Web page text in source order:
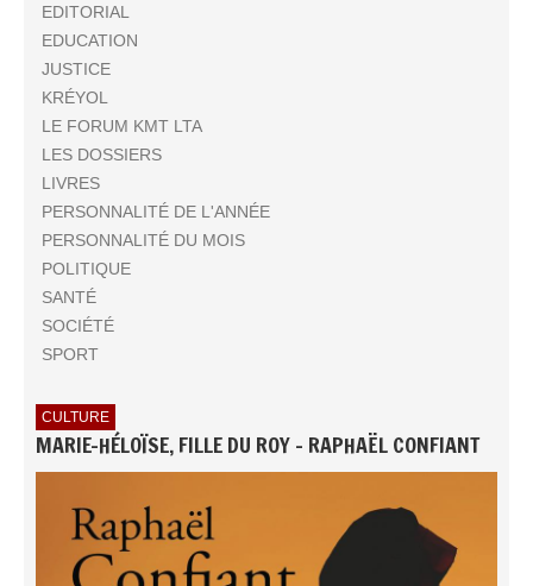
EDITORIAL
EDUCATION
JUSTICE
KRÉYOL
LE FORUM KMT LTA
LES DOSSIERS
LIVRES
PERSONNALITÉ DE L'ANNÉE
PERSONNALITÉ DU MOIS
POLITIQUE
SANTÉ
SOCIÉTÉ
SPORT
CULTURE
MARIE-HÉLOÏSE, FILLE DU ROY - RAPHAËL CONFIANT